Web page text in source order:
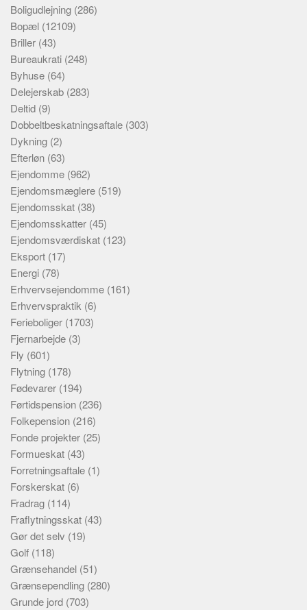
Boligudlejning (286)
Bopæl (12109)
Briller (43)
Bureaukrati (248)
Byhuse (64)
Delejerskab (283)
Deltid (9)
Dobbeltbeskatningsaftale (303)
Dykning (2)
Efterløn (63)
Ejendomme (962)
Ejendomsmæglere (519)
Ejendomsskat (38)
Ejendomsskatter (45)
Ejendomsværdiskat (123)
Eksport (17)
Energi (78)
Erhvervsejendomme (161)
Erhvervspraktik (6)
Ferieboliger (1703)
Fjernarbejde (3)
Fly (601)
Flytning (178)
Fødevarer (194)
Førtidspension (236)
Folkepension (216)
Fonde projekter (25)
Formueskat (43)
Forretningsaftale (1)
Forskerskat (6)
Fradrag (114)
Fraflytningsskat (43)
Gør det selv (19)
Golf (118)
Grænsehandel (51)
Grænsependling (280)
Grunde jord (703)